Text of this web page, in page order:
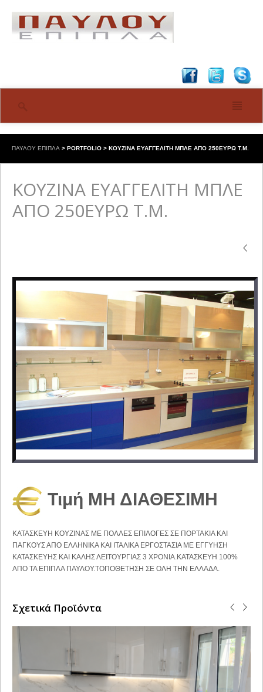
ΠΑΥΛΟΥ ΕΠΙΠΛΑ > PORTFOLIO > ΚΟΥΖΙΝΑ ΕΥΑΓΓΕΛΙΤΗ ΜΠΛΕ ΑΠΟ 250ΕΥΡΩ Τ.Μ.
ΚΟΥΖΙΝΑ ΕΥΑΓΓΕΛΙΤΗ ΜΠΛΕ
ΑΠΟ 250ΕΥΡΩ Τ.Μ.
Τιμή ΜΗ ΔΙΑΘΕΣΙΜΗ
ΚΑΤΑΣΚΕΥΗ ΚΟΥΖΙΝΑΣ ΜΕ ΠΟΛΛΕΣ ΕΠΙΛΟΓΕΣ ΣΕ ΠΟΡΤΑΚΙΑ ΚΑΙ
ΠΑΓΚΟΥΣ ΑΠΟ ΕΛΛΗΝΙΚΑ ΚΑΙ ΙΤΑΛΙΚΑ ΕΡΓΟΣΤΑΣΙΑ ΜΕ ΕΓΓΥΗΣΗ
ΚΑΤΑΣΚΕΥΗΣ ΚΑΙ ΚΑΛΗΣ ΛΕΙΤΟΥΡΓΙΑΣ 3 ΧΡΟΝΙΑ.ΚΑΤΑΣΚΕΥΗ 100%
ΑΠΟ ΤΑ ΕΠΙΠΛΑ ΠΑΥΛΟΥ.ΤΟΠΟΘΕΤΗΣΗ ΣΕ ΟΛΗ ΤΗΝ ΕΛΛΑΔΑ.
Σχετικά Προϊόντα